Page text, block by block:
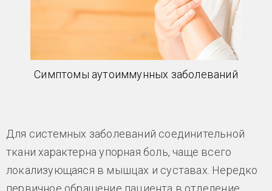
Симптомы аутоиммунных заболеваний
Для системных заболеваний соединительной
ткани характерна упорная боль, чаще всего
локализующаяся в мышцах и суставах. Нередко
первичное обращение пациента в отделение